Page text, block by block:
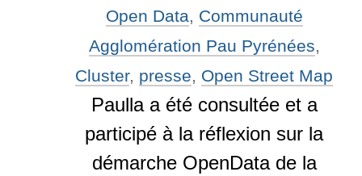
Open Data, Communauté
Agglomération Pau Pyrénées,
Cluster, presse, Open Street Map
Paulla a été consultée et a
participé à la réflexion sur la
démarche OpenData de la